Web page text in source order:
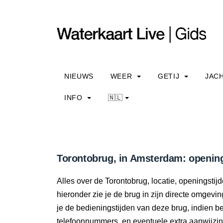
NIEUWS WEER GETIJ
INFO 🇳🇱
Torontobrug, in Amsterdam:
Alles over de Torontobrug, locatie,
hieronder zie je de brug in zijn directe
je de bedieningstijden van deze brug, indien
telefoonnummers, en eventuele extra